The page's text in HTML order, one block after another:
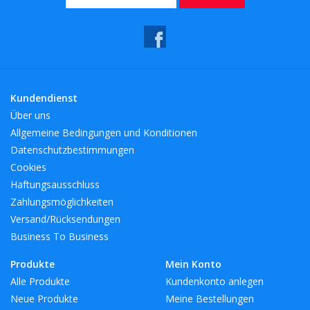
11x11x23,3cm - Kompatibilität mit der Spülmaschine: ja -
Kompatibilität mit der Mikrowelle: nein - Kompatibilität mit dem
Lassen Sie sich von unserer Kollektion an Champagnerflöten
verführen und bieten Sie Ihren Partys eine unvergleichliche
Eleganz.
Farben: Rot Materialien: Glas,
- Afmetingen: 11x11x23.3cm
Kundendienst
Über uns
Allgemeine Bedingungen und Konditionen
Datenschutzbestimmungen
Cookies
Haftungsausschluss
Zahlungsmöglichkeiten
Versand/Rücksendungen
Business To Business
Produkte
Alle Produkte
Neue Produkte
Mein Konto
Kundenkonto anlegen
Meine Bestellungen